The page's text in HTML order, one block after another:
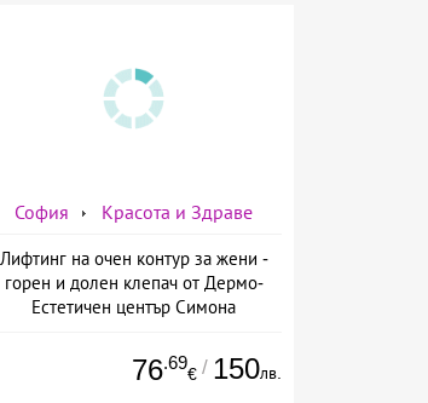
София Красота и Здраве
Лифтинг на очен контур за жени -
горен и долен клепач от Дермо-
Естетичен център Симона
76.69
€ / 150лв.